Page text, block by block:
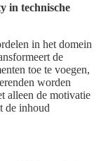
in technische
in het domein
de
toe te voegen,
worden
alleen de motivatie
de inhoud